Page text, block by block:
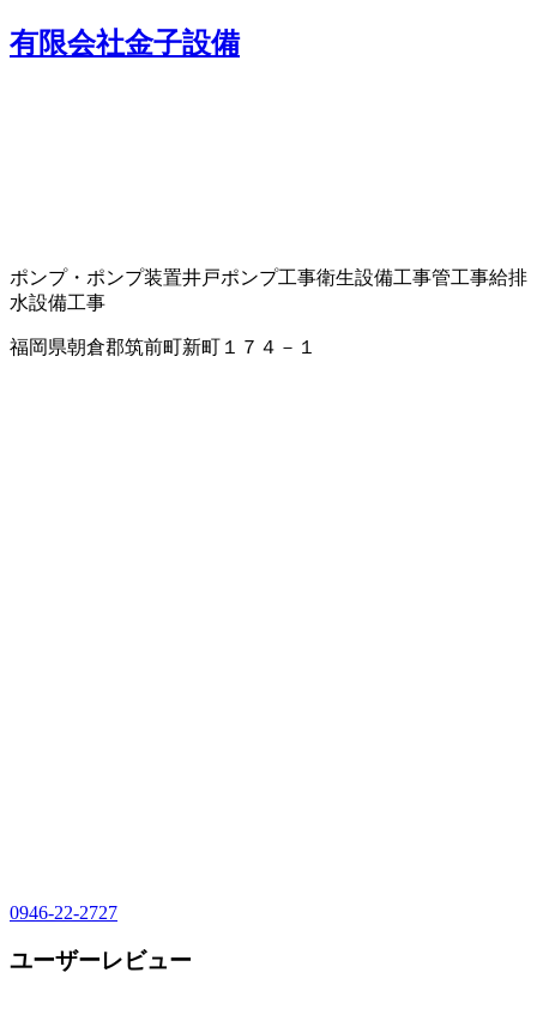
有限会社金子設備
ポンプ・ポンプ装置井戸ポンプ工事衛生設備工事管工事給排
水設備工事
福岡県朝倉郡筑前町新町１７４－１
0946-22-2727
ユーザーレビュー